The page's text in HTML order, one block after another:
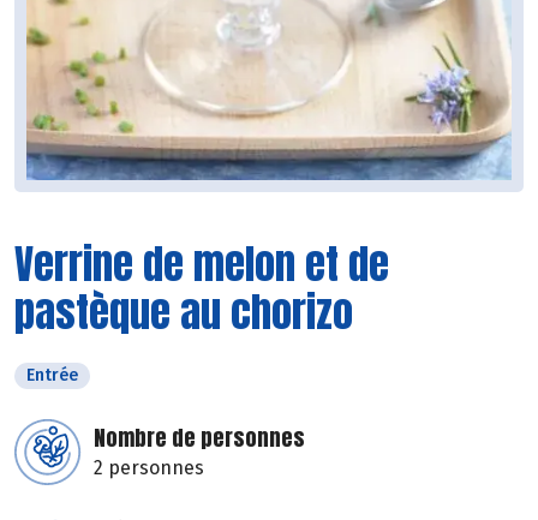
Verrine de melon et de
pastèque au chorizo
Entrée
Nombre de personnes
2 personnes